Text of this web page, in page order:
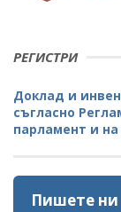
РЕГИСТРИ
Доклад и
съгласно
парламент и
Пишете ни